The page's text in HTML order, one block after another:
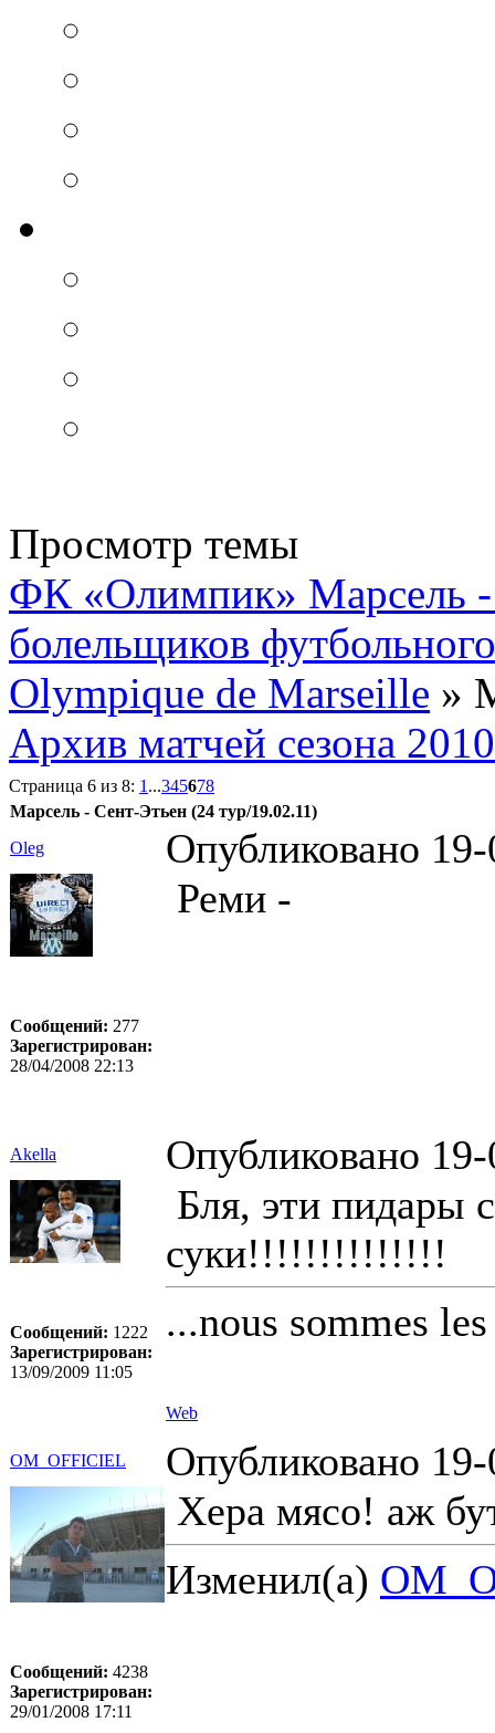
Просмотр темы
ФК «Олимпик» Марсель -
болельщиков
Olympique de Marseille »
Архив матчей сезона
Страница 6 из 8: 1 ...345678
Марсель - Сент-Этьен (24 тур/19.02.11)
Oleg
Опубликовано
Сообщений: 277
Зарегистрирован:
28/04/2008 22:13
Реми -
Akella Опубликовано
Сообщений: 1222
Зарегистрирован:
13/09/2009 11:05
Бля, эти пидары
суки!!!!!!!!!!!!!!
...nous sommes
Web
OM_OFFICIEL Опубликовано
Сообщений: 4238
Зарегистрирован:
29/01/2008 17:11
Хера мясо! аж
Изменил(а)